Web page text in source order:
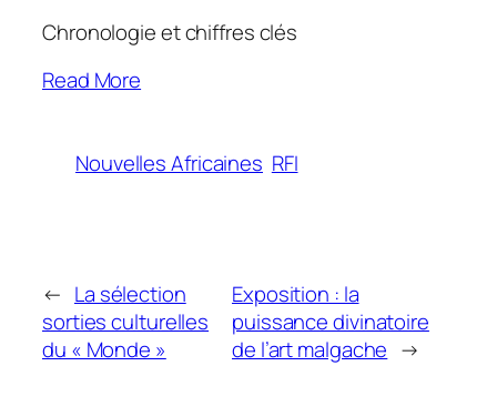
Chronologie et chiffres clés
Read More
Nouvelles Africaines RFI
← La sélection
sorties culturelles
du « Monde »
Exposition : la
puissance divinatoire
de l’art malgache →